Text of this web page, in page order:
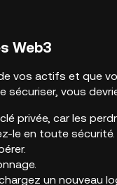
Web3
vos actifs et que
sécuriser, vous
privée, car les
le en toute
un nouveau